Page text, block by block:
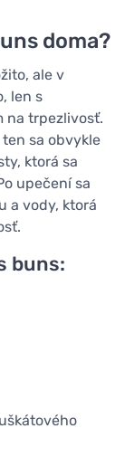
doma?
ale v
len s
na trpezlivosť.
sa obvykle
ktorá sa
upečení sa
a vody, ktorá
buns: